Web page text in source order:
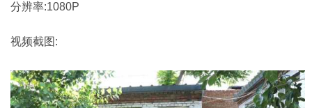
分辨率:1080P
视频截图: